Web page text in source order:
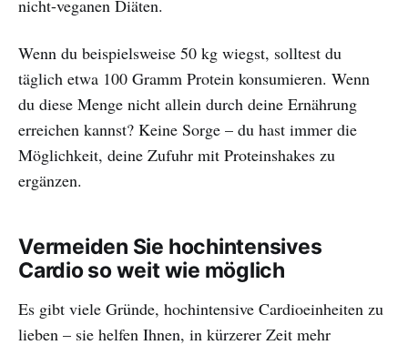
nicht-veganen Diäten.
Wenn du beispielsweise 50 kg wiegst, solltest du
täglich etwa 100 Gramm Protein konsumieren. Wenn
du diese Menge nicht allein durch deine Ernährung
erreichen kannst? Keine Sorge – du hast immer die
Möglichkeit, deine Zufuhr mit Proteinshakes zu
ergänzen.
Vermeiden Sie hochintensives
Cardio so weit wie möglich
Es gibt viele Gründe, hochintensive Cardioeinheiten zu
lieben – sie helfen Ihnen, in kürzerer Zeit mehr